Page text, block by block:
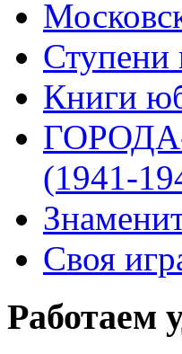
Ступени
Книги
ГОРОДА-
(1941-
Своя
Работаем